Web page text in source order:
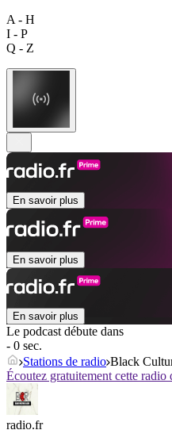
A - H
I - P
Q - Z
En savoir plus
En savoir plus
En savoir plus
Le podcast débute dans
- 0 sec.
Stations de radio Black
Écoutez gratuitement cette radio
radio.fr